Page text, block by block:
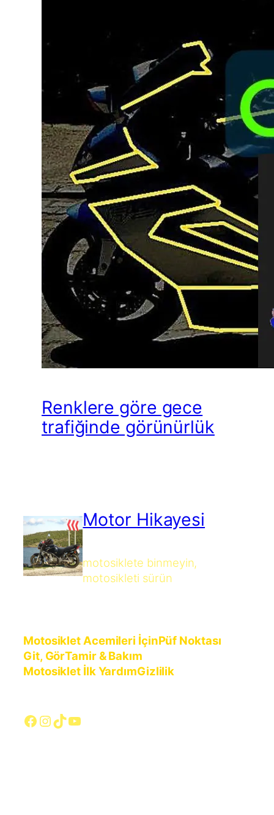
Renklere göre gece
trafiğinde görünürlük
Motor Hikayesi
motosiklete binmeyin,
motosikleti sürün
Motosiklet Acemileri İçinPüf Noktası
Git, GörTamir & Bakım
Motosiklet İlk YardımGizlilik
Facebook
Instagram
TikTok
YouTube